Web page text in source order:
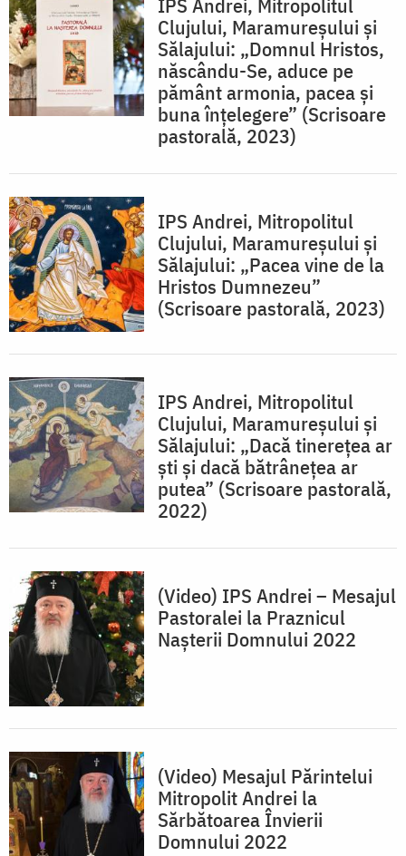
IPS Andrei, Mitropolitul
Clujului, Maramureșului și
Sălajului: „Domnul Hristos,
născându-Se, aduce pe
pământ armonia, pacea și
buna înțelegere” (Scrisoare
pastorală, 2023)
IPS Andrei, Mitropolitul
Clujului, Maramureșului și
Sălajului: „Pacea vine de la
Hristos Dumnezeu”
(Scrisoare pastorală, 2023)
IPS Andrei, Mitropolitul
Clujului, Maramureşului şi
Sălajului: „Dacă tinerețea ar
ști și dacă bătrânețea ar
putea” (Scrisoare pastorală,
2022)
(Video) IPS Andrei – Mesajul
Pastoralei la Praznicul
Nașterii Domnului 2022
(Video) Mesajul Părintelui
Mitropolit Andrei la
Sărbătoarea Învierii
Domnului 2022